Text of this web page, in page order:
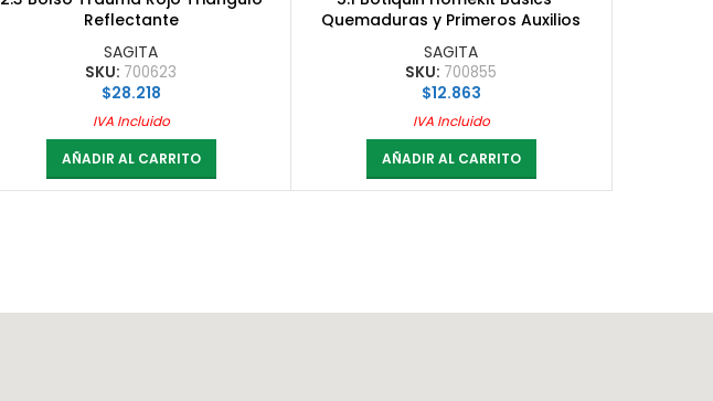
Reflectante
SAGITA
SKU: 700623
$28.218
IVA Incluido
AÑADIR AL CARRITO
Quemaduras y Primeros Auxilios
SAGITA
SKU: 700855
$12.863
IVA Incluido
AÑADIR AL CARRITO